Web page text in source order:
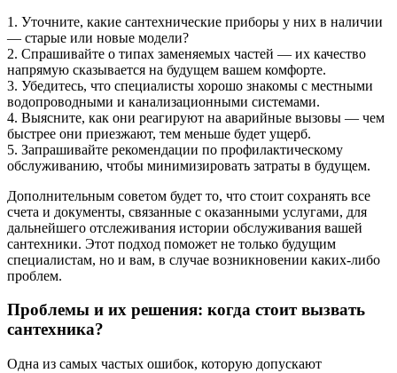
1. Уточните, какие сантехнические приборы у них в наличии
— старые или новые модели?
2. Спрашивайте о типах заменяемых частей — их качество
напрямую сказывается на будущем вашем комфорте.
3. Убедитесь, что специалисты хорошо знакомы с местными
водопроводными и канализационными системами.
4. Выясните, как они реагируют на аварийные вызовы — чем
быстрее они приезжают, тем меньше будет ущерб.
5. Запрашивайте рекомендации по профилактическому
обслуживанию, чтобы минимизировать затраты в будущем.
Дополнительным советом будет то, что стоит сохранять все
счета и документы, связанные с оказанными услугами, для
дальнейшего отслеживания истории обслуживания вашей
сантехники. Этот подход поможет не только будущим
специалистам, но и вам, в случае возникновении каких-либо
проблем.
Проблемы и их решения: когда стоит вызвать
сантехника?
Одна из самых частых ошибок, которую допускают